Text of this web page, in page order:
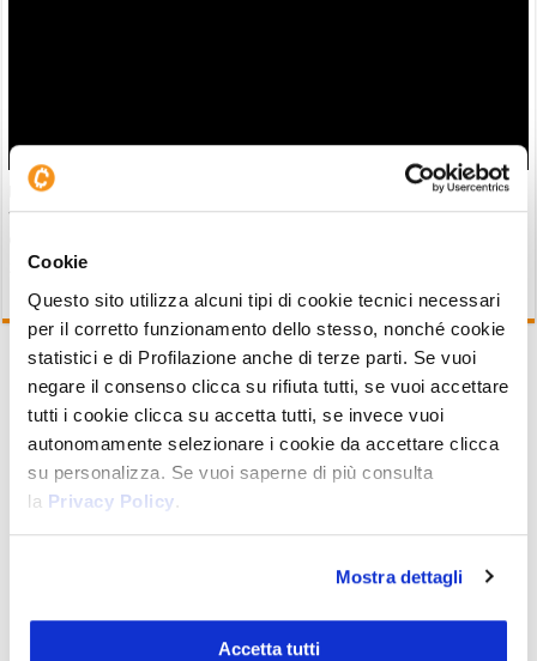
Cookie
Questo sito utilizza alcuni tipi di cookie tecnici necessari
per il corretto funzionamento dello stesso, nonché cookie
statistici e di Profilazione anche di terze parti. Se vuoi
negare il consenso clicca su rifiuta tutti, se vuoi accettare
tutti i cookie clicca su accetta tutti, se invece vuoi
autonomamente selezionare i cookie da accettare clicca
su personalizza. Se vuoi saperne di più consulta
la Privacy Policy.
Mostra dettagli
Accetta tutti
Un grande fondo di investimento è preoccupato per il
futuro del settore crypto: rischio di forte centralizzazione
28/07/26 17:27
Iscriviti
7COMMENTI